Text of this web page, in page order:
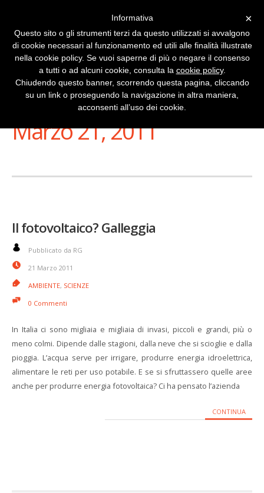
Stai Visualizzando
Marzo 21, 2011
Il fotovoltaico? Galleggia
Pubblicato da RG
21 Marzo 2011
AMBIENTE, SCIENZE
0 Commenti
In Italia ci sono migliaia e migliaia di invasi, piccoli e grandi, più o
meno colmi. Dipende dalle stagioni, dalla neve che si scioglie e dalla
pioggia. L’acqua serve per irrigare, produrre energia idroelettrica,
alimentare le reti per uso potabile. E se si sfruttassero quelle aree
anche per produrre energia fotovoltaica? Ci ha pensato l’azienda
CONTINUA
×
Informativa
Questo sito o gli strumenti terzi da questo utilizzati si avvalgono
di cookie necessari al funzionamento ed utili alle finalità illustrate
nella cookie policy. Se vuoi saperne di più o negare il consenso
a tutti o ad alcuni cookie, consulta la cookie policy.
Chiudendo questo banner, scorrendo questa pagina, cliccando
su un link o proseguendo la navigazione in altra maniera,
acconsenti all’uso dei cookie.